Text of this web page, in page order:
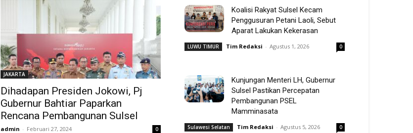
JAKARTA
Dihadapan Presiden Jokowi, Pj
Gubernur Bahtiar Paparkan
Rencana Pembangunan Sulsel
admin - Februari 27, 2024 0
Koalisi Rakyat Sulsel Kecam
Penggusuran Petani Laoli, Sebut
Aparat Lakukan Kekerasan
LUWU TIMUR Tim Redaksi - Agustus 1, 2026 0
Kunjungan Menteri LH, Gubernur
Sulsel Pastikan Percepatan
Pembangunan PSEL
Mamminasata
Sulawesi Selatan Tim Redaksi - Agustus 5, 2026 0